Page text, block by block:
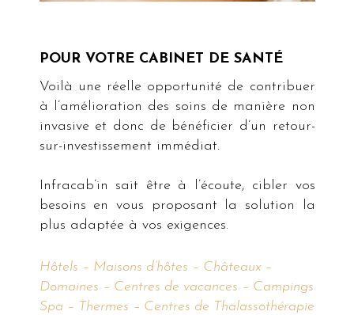
POUR VOTRE CABINET DE SANTÉ
Voilà une réelle opportunité de contribuer
à l’amélioration des soins de manière non
invasive et donc de bénéficier d’un retour-
sur-investissement immédiat.
Infracab’in sait être à l’écoute, cibler vos
besoins en vous proposant la solution la
plus adaptée à vos exigences.
Hôtels – Maisons d’hôtes – Châteaux –
Domaines – Centres de vacances – Campings
Spa – Thermes – Centres de Thalassothérapie